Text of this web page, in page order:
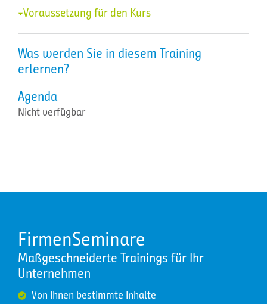
Voraussetzung für den Kurs
Was werden Sie in diesem Training
erlernen?
Agenda
Nicht verfügbar
FirmenSeminare
Maßgeschneiderte Trainings für Ihr
Unternehmen
Von Ihnen bestimmte Inhalte